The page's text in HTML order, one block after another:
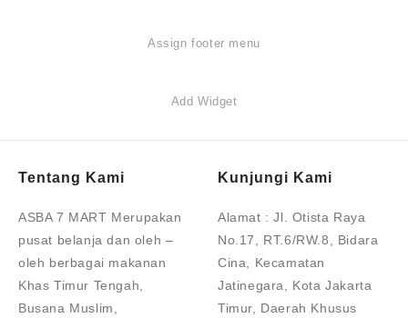
Assign footer menu
Add Widget
Tentang Kami
ASBA 7 MART Merupakan
pusat belanja dan oleh –
oleh berbagai makanan
Khas Timur Tengah,
Busana Muslim,
Kunjungi Kami
Alamat :Jl. Otista Raya
No.17, RT.6/RW.8, Bidara
Cina, Kecamatan
Jatinegara, Kota Jakarta
Timur, Daerah Khusus